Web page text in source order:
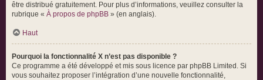
être distribué gratuitement. Pour plus d’informations, veuillez consulter la
rubrique « À propos de phpBB » (en anglais).
Haut
Pourquoi la fonctionnalité X n’est pas disponible ?
Ce programme a été développé et mis sous licence par phpBB Limited. Si
vous souhaitez proposer l’intégration d’une nouvelle fonctionnalité,